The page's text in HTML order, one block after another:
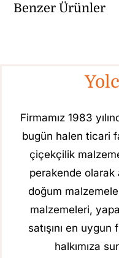
Benzer Ürünler
Firmamız 1983
bugün halen ticari
çiçekçilik
perakende
doğum
malzemeleri,
satışını en
halkımıza